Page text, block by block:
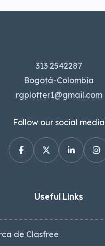
313 2542287
Bogotá-Colombia
rgplotter1@gmail.com
Follow our social media
Useful Links
de Clasfree